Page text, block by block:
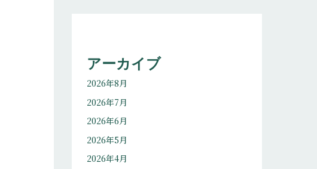
アーカイブ
2026年8月
2026年7月
2026年6月
2026年5月
2026年4月